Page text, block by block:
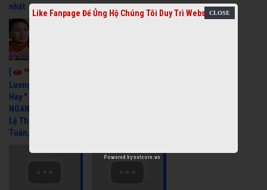
nhất
6976
Lương Xã Hội Siêu
Hay " LỠ BƯỚC SANG
NGANG " Cải Lương
Lệ Thuỷ, Thanh
Tuấn, Hồng Nga
Like Fanpage Để Ủng Hộ Chúng Tôi Duy Trì Website
Powered bynetcore.vn